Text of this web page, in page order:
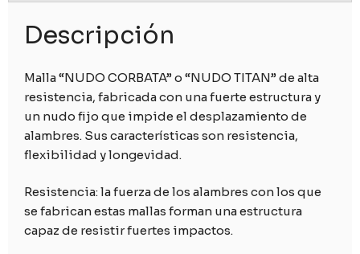
Descripción
Malla “NUDO CORBATA” o “NUDO TITAN” de alta
resistencia, fabricada con una fuerte estructura y
un nudo fijo que impide el desplazamiento de
alambres. Sus características son resistencia,
flexibilidad y longevidad.
Resistencia: la fuerza de los alambres con los que
se fabrican estas mallas forman una estructura
capaz de resistir fuertes impactos.